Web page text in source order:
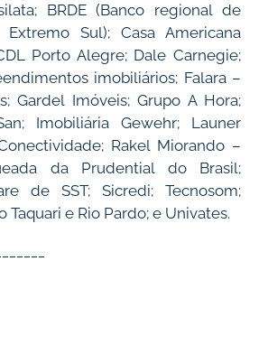
BRDE (Banco regional de
Extremo Sul); Casa Americana
Porto Alegre; Dale Carnegie;
imobiliários; Falara –
Gardel Imóveis; Grupo A Hora;
Imobiliária Gewehr; Launer
Rakel Miorando –
da Prudential do Brasil;
de SST; Sicredi; Tecnosom;
Taquari e Rio Pardo; e Univates.